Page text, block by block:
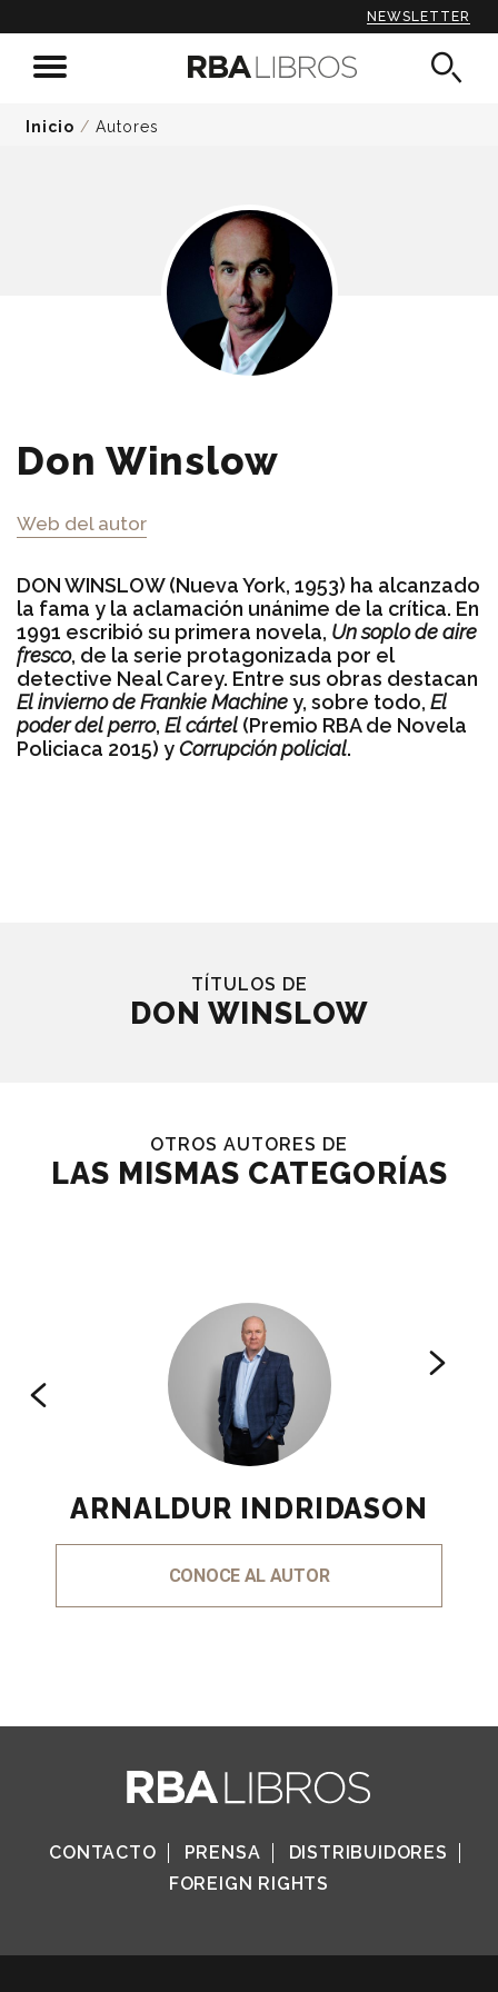
NEWSLETTER
Inicio / Autores
Don Winslow
Web del autor
DON WINSLOW (Nueva York, 1953) ha alcanzado
la fama y la aclamación unánime de la crítica. En
1991 escribió su primera novela, Un soplo de aire
fresco, de la serie protagonizada por el
detective Neal Carey. Entre sus obras destacan
El invierno de Frankie Machiney, sobre todo, El
poder del perro, El cártel (Premio RBA de Novela
Policiaca 2015) yCorrupción policial.
TÍTULOS DE
DON WINSLOW
OTROS AUTORES DE
LAS MISMAS CATEGORÍAS
ARNALDUR INDRIDASON
CONOCE AL AUTOR
CONTACTO PRENSA
DISTRIBUIDORES
FOREIGN RIGHTS